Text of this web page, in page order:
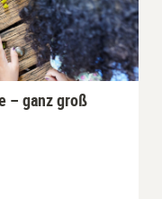
– ganz groß